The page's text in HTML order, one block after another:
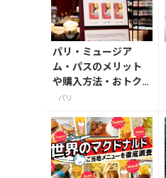
パリ・ミュージア
ム・パスのメリット
や購入方法・おトク
な使い方
パリ